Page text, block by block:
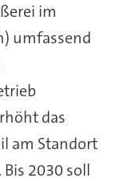
im
umfassend
das
am Standort
2030 soll